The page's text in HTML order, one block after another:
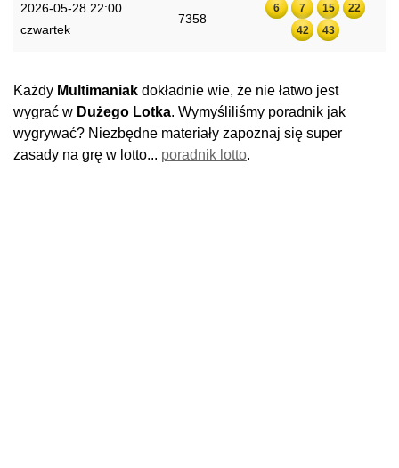
2026-05-28 22:00
czwartek
7358
6 7 15
22
42
43
Każdy Multimaniak dokładnie wie, że nie łatwo jest
wygrać w Dużego Lotka. Wymyśliliśmy poradnik jak
wygrywać? Niezbędne materiały zapoznaj się super
zasady na grę w lotto... poradnik lotto.